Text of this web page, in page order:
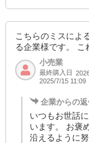
こちらのミスによ
る企業様です。 こ
小売業
最終購入日
2025/7/15 11:09
企業からの
いつもお世話
います。 お褒
沿えるように